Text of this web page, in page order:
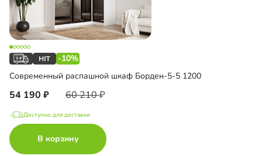
-10%
Современный распашной шкаф Борден-5-5 1200
54 190 60 210
Доступно для доставки
В корзину